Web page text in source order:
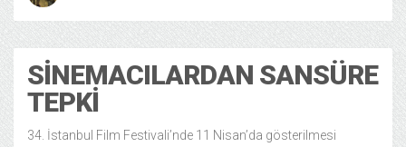
SINEMACILARDAN SANSÜRE
TEPKI
34. İstanbul Film Festivali’nde 11 Nisan’da gösterilmesi